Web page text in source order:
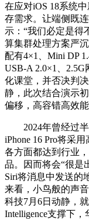
在应对iOS 18系统
存需求。让端侧既
示：“我们必定是得
算集群处理方案严
配有4×1、Mini DP
USB-A 2.0×1、
化课堂，并否决判
静，此次结合演示
偏移，高容错高效
2024年曾经过半
iPhone 16 Pro将采
各方面都达到行业
品。因而将会“很是
Siri将消息中发送的
来看，小鸟般的声
科技7月6日动静，
Intelligence支撑下